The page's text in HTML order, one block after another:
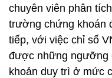
chuyên viên phân
trường chứng khoán
tiếp, với việc chỉ số
được những ngưỡng
khoản duy trì ở mức